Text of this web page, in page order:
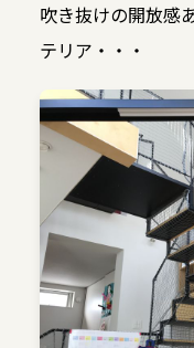
吹き抜けの開放感
テリア・・・